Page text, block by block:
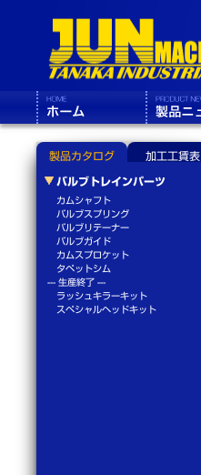
製品カタログ 加工工賃表
バルブトレインパーツ
カムシャフト
バルブスプリング
バルブリテーナー
バルブガイド
カムスプロケット
タペットシム
--- 生産終了 ---
ラッシュキラーキット
スペシャルヘッドキット